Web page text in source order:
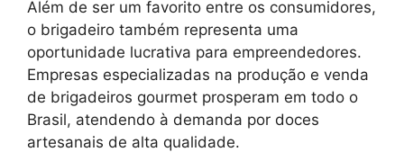
Além de ser um favorito entre os consumidores,
o brigadeiro também representa uma
oportunidade lucrativa para empreendedores.
Empresas especializadas na produção e venda
de brigadeiros gourmet prosperam em todo o
Brasil, atendendo à demanda por doces
artesanais de alta qualidade.